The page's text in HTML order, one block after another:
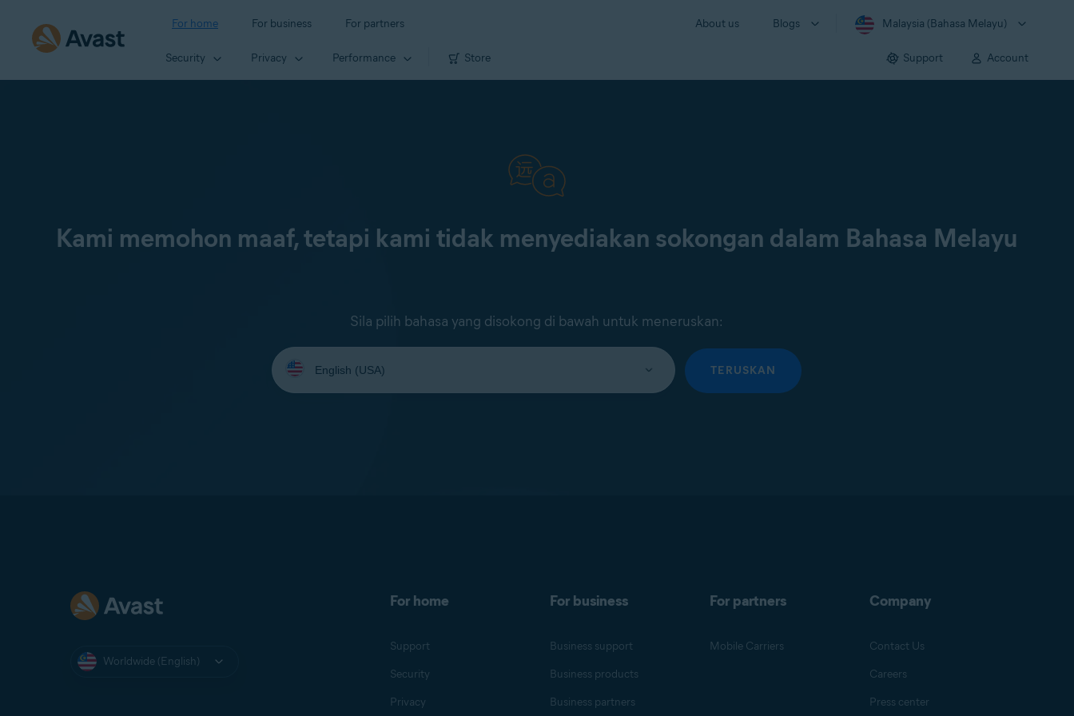
For home For business For partners About us Blogs Malaysia (Bahasa Melayu)
Security Privacy Performance Store Support Account
Kami memohon maaf, tetapi kami tidak menyediakan sokongan dalam Bahasa Melayu
Sila pilih bahasa yang disokong di bawah untuk meneruskan:
Select
your
language:
TERUSKAN
Worldwide (English)
For home
Support
Security
Privacy
For business
Business support
Business products
Business partners
For partners
Mobile Carriers
Company
Contact Us
Careers
Press center